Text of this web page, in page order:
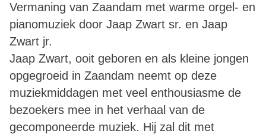
Vermaning van Zaandam met warme orgel- en
pianomuziek door Jaap Zwart sr. en Jaap
Zwart jr.
Jaap Zwart, ooit geboren en als kleine jongen
opgegroeid in Zaandam neemt op deze
muziekmiddagen met veel enthousiasme de
bezoekers mee in het verhaal van de
gecomponeerde muziek. Hij zal dit met